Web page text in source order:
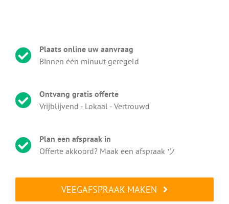
Plaats online uw aanvraag
Binnen één minuut geregeld
Ontvang gratis offerte
Vrijblijvend - Lokaal - Vertrouwd
Plan een afspraak in
Offerte akkoord? Maak een afspraak ツ
VEEGAFSPRAAK MAKEN